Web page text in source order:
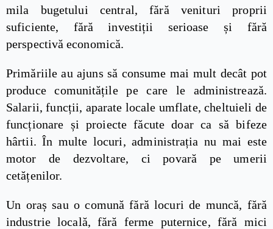
mila bugetului central, fără venituri proprii
suficiente, fără investiții serioase și fără
perspectivă economică.
Primăriile au ajuns să consume mai mult decât pot
produce comunitățile pe care le administrează.
Salarii, funcții, aparate locale umflate, cheltuieli de
funcționare și proiecte făcute doar ca să bifeze
hârtii. În multe locuri, administrația nu mai este
motor de dezvoltare, ci povară pe umerii
cetățenilor.
Un oraș sau o comună fără locuri de muncă, fără
industrie locală, fără ferme puternice, fără mici